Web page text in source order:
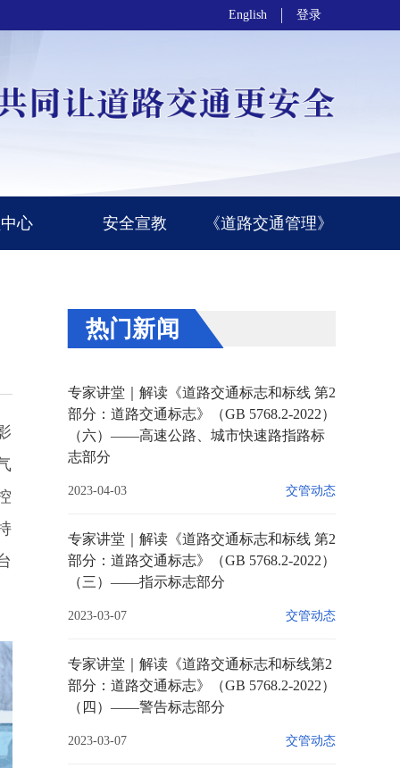
English 登录
心 安全宣教 《道路交通管理》
热门新闻
专家讲堂｜解读《道路交通标志和标线 第2
部分：道路交通标志》（GB 5768.2-2022）
（六）——高速公路、城市快速路指路标
志部分
2023-04-03 交管动态
专家讲堂｜解读《道路交通标志和标线 第2
部分：道路交通标志》（GB 5768.2-2022）
（三）——指示标志部分
2023-03-07 交管动态
专家讲堂｜解读《道路交通标志和标线第2
部分：道路交通标志》（GB 5768.2-2022）
（四）——警告标志部分
2023-03-07 交管动态